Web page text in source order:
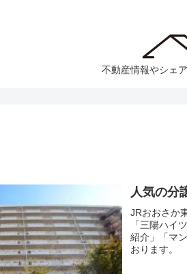
不動産情報やシェ
人気の分
JRおおさか
「三陽ハイ
紹介」「マ
おります。